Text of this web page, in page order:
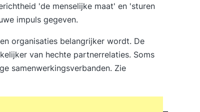
'de menselijke maat' en 'sturen
impuls gegeven.
organisaties belangrijker wordt. De
van hechte partnerrelaties. Soms
samenwerkingsverbanden. Zie